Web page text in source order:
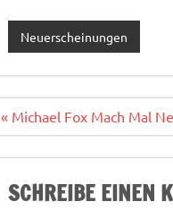
e
b
o
o
k
it
te
r
ai
l
n
Neuerscheinungen
Beitragsnavigation
« Michael Fox Mach Mal
SCHREIBE EINEN